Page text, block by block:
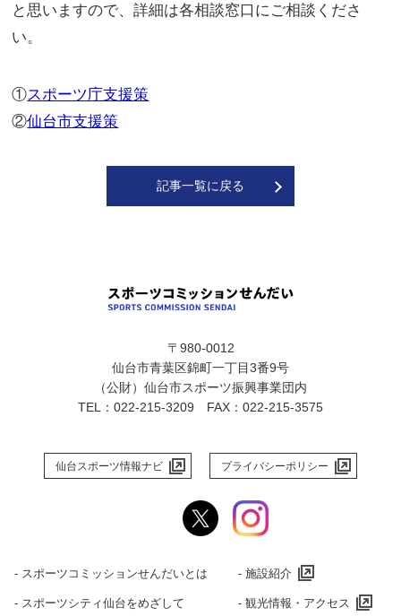
と思いますので、詳細は各相談窓口にご相談くださ
い。
①スポーツ庁支援策
②仙台市支援策
記事一覧に戻る
〒980-0012
仙台市青葉区錦町一丁目3番9号
（公財）仙台市スポーツ振興事業団内
TEL：022-215-3209 FAX：022-215-3575
仙台スポーツ情報ナビ プライバシーポリシー
‐ スポーツコミッションせんだいとは ‐ 施設紹介
‐ スポーツシティ仙台をめざして ‐ 観光情報・アクセス